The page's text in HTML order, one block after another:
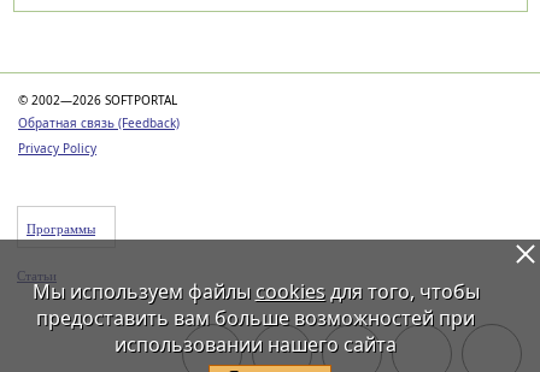
© 2002—2026 SOFTPORTAL
Обратная связь (Feedback)
Privacy Policy
Программы
Статьи
Мы используем файлы cookiesдля того, чтобы
предоставить вам больше возможностей при
использовании нашего сайта